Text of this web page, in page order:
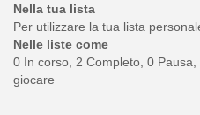
Nella tua lista
Per utilizzare la tua lista
Nelle liste come
0 In corso, 2 Completo, 0
giocare